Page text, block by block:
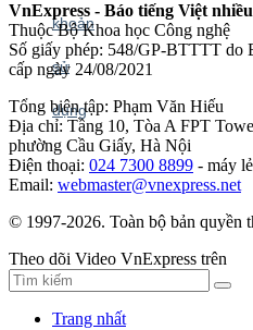
VnExpress - Báo tiếng Việt
Thuộc Bộ Khoa học Công nghệ
Số giấy phép: 548/GP-BTTTT do
cấp ngày 24/08/2021
Tổng biên tập: Phạm Văn Hiếu
Địa chỉ: Tầng 10, Tòa A FPT
phường Cầu Giấy, Hà Nội
Điện thoại: 024 7300 8899 - máy
Email: webmaster@vnexpress.net
© 1997-2026. Toàn bộ bản quyền
Theo dõi Video VnExpress trên
Trang nhất